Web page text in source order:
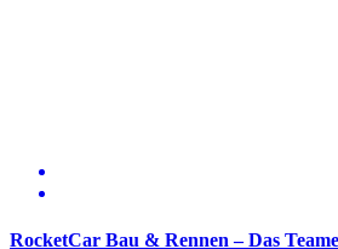
RocketCar Bau & Rennen – Das